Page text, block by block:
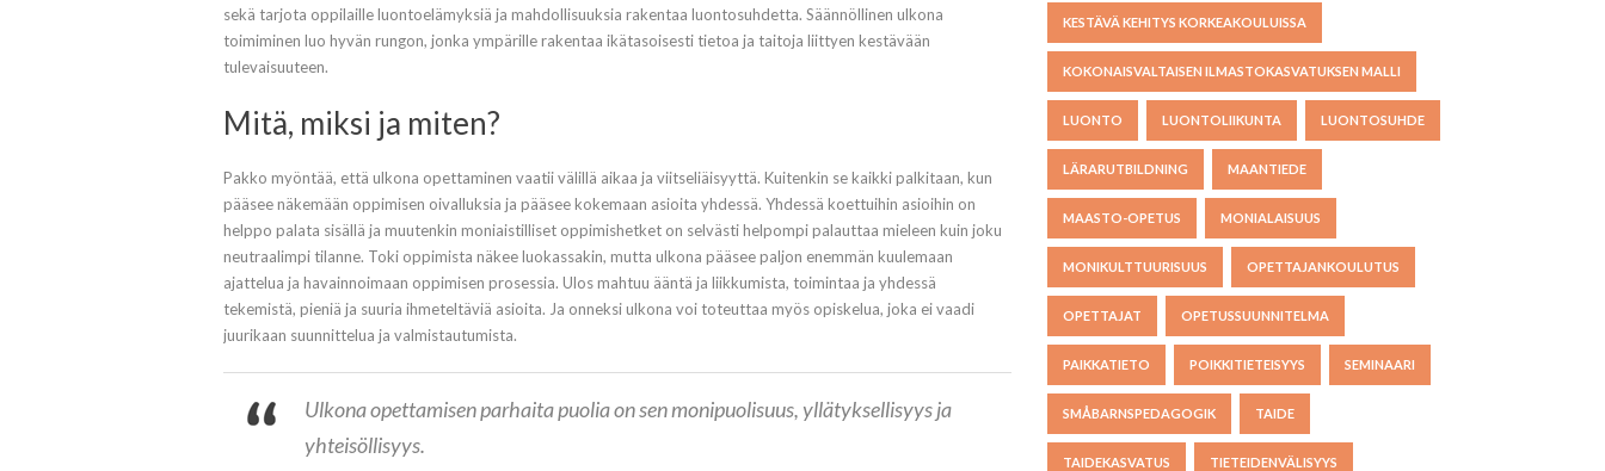
sekä tarjota oppilaille luontoelämyksiä ja mahdollisuuksia rakentaa luontosuhdetta. Säännöllinen ulkona
toimiminen luo hyvän rungon, jonka ympärille rakentaa ikätasoisesti tietoa ja taitoja liittyen kestävään
tulevaisuuteen.
Mitä, miksi ja miten?
Pakko myöntää, että ulkona opettaminen vaatii välillä aikaa ja viitseliäisyyttä. Kuitenkin se kaikki palkitaan, kun
pääsee näkemään oppimisen oivalluksia ja pääsee kokemaan asioita yhdessä. Yhdessä koettuihin asioihin on
helppo palata sisällä ja muutenkin moniaistilliset oppimishetket on selvästi helpompi palauttaa mieleen kuin joku
neutraalimpi tilanne. Toki oppimista näkee luokassakin, mutta ulkona pääsee paljon enemmän kuulemaan
ajattelua ja havainnoimaan oppimisen prosessia. Ulos mahtuu ääntä ja liikkumista, toimintaa ja yhdessä
tekemistä, pieniä ja suuria ihmeteltäviä asioita. Ja onneksi ulkona voi toteuttaa myös opiskelua, joka ei vaadi
juurikaan suunnittelua ja valmistautumista.
Ulkona opettamisen parhaita puolia on sen monipuolisuus, yllätyksellisyys ja
yhteisöllisyys.
KESTÄVÄ KEHITYS KORKEAKOULUISSA
KOKONAISVALTAISEN ILMASTOKASVATUKSEN MALLI
LUONTO LUONTOLIIKUNTA LUONTOSUHDE
LÄRARUTBILDNING MAANTIEDE
MAASTO-OPETUS MONIALAISUUS
MONIKULTTUURISUUS OPETTAJANKOULUTUS
OPETTAJAT OPETUSSUUNNITELMA
PAIKKATIETO POIKKITIETEISYYS SEMINAARI
SMÅBARNSPEDAGOGIK TAIDE
TAIDEKASVATUS TIETEIDENVÄLISYYS